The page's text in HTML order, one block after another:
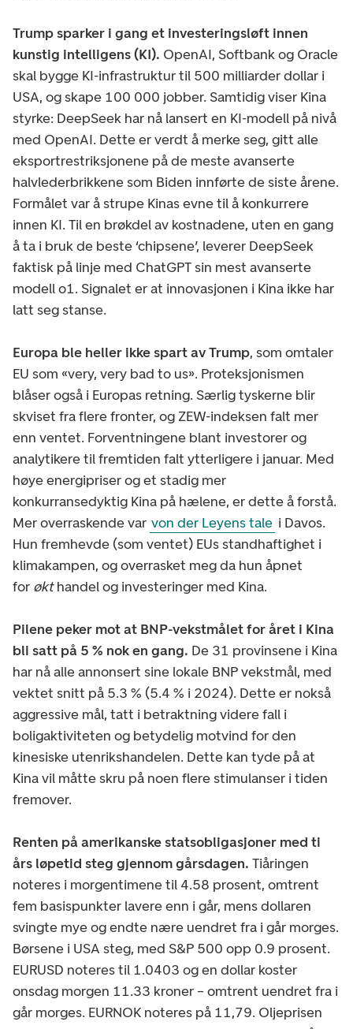
Trump sparker i gang et investeringsløft innen
kunstig intelligens (KI). OpenAI, Softbank og Oracle
skal bygge KI-infrastruktur til 500 milliarder dollar i
USA, og skape 100 000 jobber. Samtidig viser Kina
styrke: DeepSeek har nå lansert en KI-modell på nivå
med OpenAI. Dette er verdt å merke seg, gitt alle
eksportrestriksjonene på de meste avanserte
halvlederbrikkene som Biden innførte de siste årene.
Formålet var å strupe Kinas evne til å konkurrere
innen KI. Til en brøkdel av kostnadene, uten en gang
å ta i bruk de beste ‘chipsene’, leverer DeepSeek
faktisk på linje med ChatGPT sin mest avanserte
modell o1. Signalet er at innovasjonen i Kina ikke har
latt seg stanse.
Europa ble heller ikke spart av Trump, som omtaler
EU som «very, very bad to us». Proteksjonismen
blåser også i Europas retning. Særlig tyskerne blir
skviset fra flere fronter, og ZEW-indeksen falt mer
enn ventet. Forventningene blant investorer og
analytikere til fremtiden falt ytterligere i januar. Med
høye energipriser og et stadig mer
konkurransedyktig Kina på hælene, er dette å forstå.
Mer overraskende var von der Leyens tale i Davos.
Hun fremhevde (som ventet) EUs standhaftighet i
klimakampen, og overrasket meg da hun åpnet
for økthandel og investeringer med Kina.
Pilene peker mot at BNP-vekstmålet for året i Kina
bli satt på 5 % nok en gang. De 31 provinsene i Kina
har nå alle annonsert sine lokale BNP vekstmål, med
vektet snitt på 5.3 % (5.4 % i 2024). Dette er nokså
aggressive mål, tatt i betraktning videre fall i
boligaktiviteten og betydelig motvind for den
kinesiske utenrikshandelen. Dette kan tyde på at
Kina vil måtte skru på noen flere stimulanser i tiden
fremover.
Renten på amerikanske statsobligasjoner med ti
års løpetid steg gjennom gårsdagen. Tiåringen
noteres i morgentimene til 4.58 prosent, omtrent
fem basispunkter lavere enn i går, mens dollaren
svingte mye og endte nære uendret fra i går morges.
Børsene i USA steg, med S&P 500 opp 0.9 prosent.
EURUSD noteres til 1.0403 og en dollar koster
onsdag morgen 11.33 kroner – omtrent uendret fra i
går morges. EURNOK noteres på 11,79. Oljeprisen